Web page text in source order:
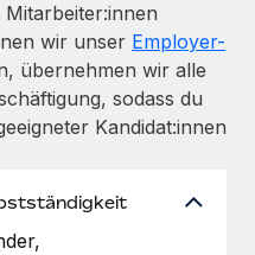
wir unser Employer-
übernehmen wir alle
sodass du
Kandidat:innen